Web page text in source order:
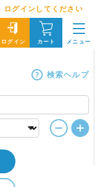
ログインしてください
ログイン カート メニュー
検索ヘルプ